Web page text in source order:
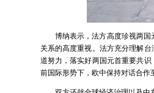
博纳表示，法方高度珍视两
关系的高度重视。法方充分理解
道努力，落实好两国元首重要共
前国际形势下，欧中保持对话合作